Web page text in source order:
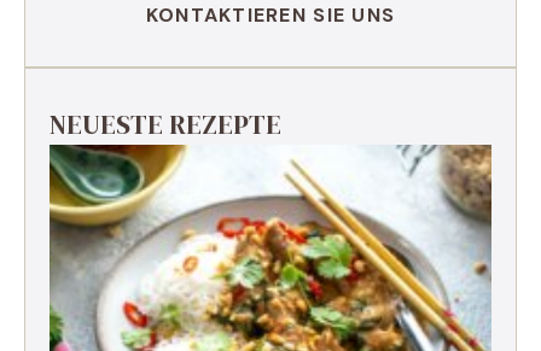
KONTAKTIEREN SIE UNS
NEUESTE REZEPTE